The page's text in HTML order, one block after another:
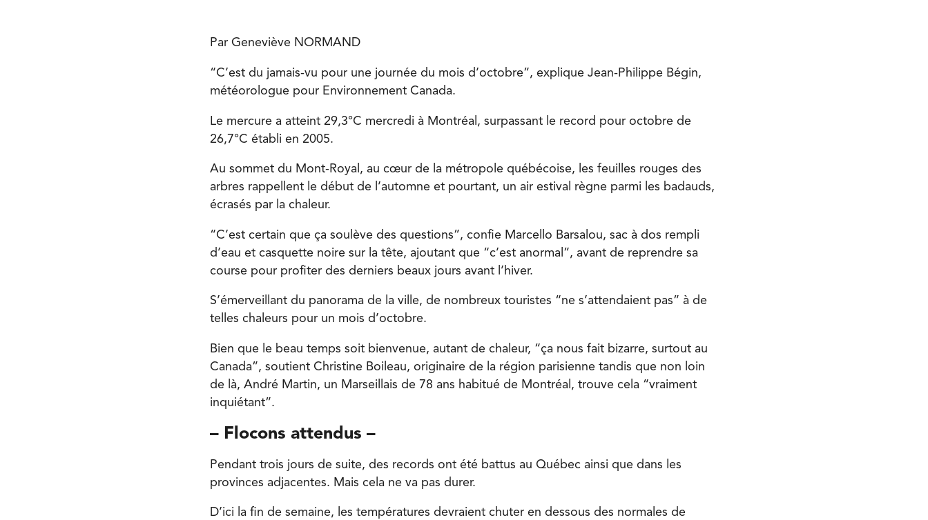
Par Geneviève NORMAND
“C’est du jamais-vu pour une journée du mois d’octobre”, explique Jean-Philippe Bégin,
météorologue pour Environnement Canada.
Le mercure a atteint 29,3°C mercredi à Montréal, surpassant le record pour octobre de
26,7°C établi en 2005.
Au sommet du Mont-Royal, au cœur de la métropole québécoise, les feuilles rouges des
arbres rappellent le début de l’automne et pourtant, un air estival règne parmi les badauds,
écrasés par la chaleur.
“C’est certain que ça soulève des questions”, confie Marcello Barsalou, sac à dos rempli
d’eau et casquette noire sur la tête, ajoutant que “c’est anormal”, avant de reprendre sa
course pour profiter des derniers beaux jours avant l’hiver.
S’émerveillant du panorama de la ville, de nombreux touristes “ne s’attendaient pas” à de
telles chaleurs pour un mois d’octobre.
Bien que le beau temps soit bienvenue, autant de chaleur, “ça nous fait bizarre, surtout au
Canada”, soutient Christine Boileau, originaire de la région parisienne tandis que non loin
de là, André Martin, un Marseillais de 78 ans habitué de Montréal, trouve cela “vraiment
inquiétant”.
– Flocons attendus –
Pendant trois jours de suite, des records ont été battus au Québec ainsi que dans les
provinces adjacentes. Mais cela ne va pas durer.
D’ici la fin de semaine, les températures devraient chuter en dessous des normales de